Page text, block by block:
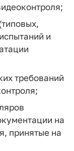
и
требований
на
принятые на